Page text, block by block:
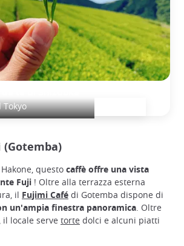
(Gotemba)
questo caffè offre una vista
Fuji ! Oltre alla terrazza esterna
il Fujimi Café di Gotemba dispone di
un'ampia finestra panoramica. Oltre
locale serve torte dolci e alcuni piatti